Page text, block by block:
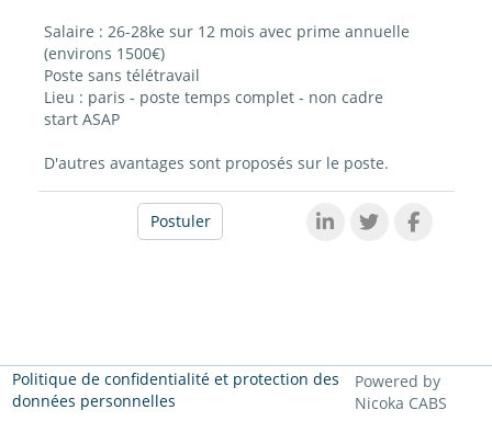
Salaire : 26-28ke sur 12 mois avec prime annuelle
(environs 1500€)
Poste sans télétravail
Lieu : paris - poste temps complet - non cadre
start ASAP
D'autres avantages sont proposés sur le poste.
Postuler
Politique de confidentialité et protection des
données personnelles
Powered by
Nicoka CABS